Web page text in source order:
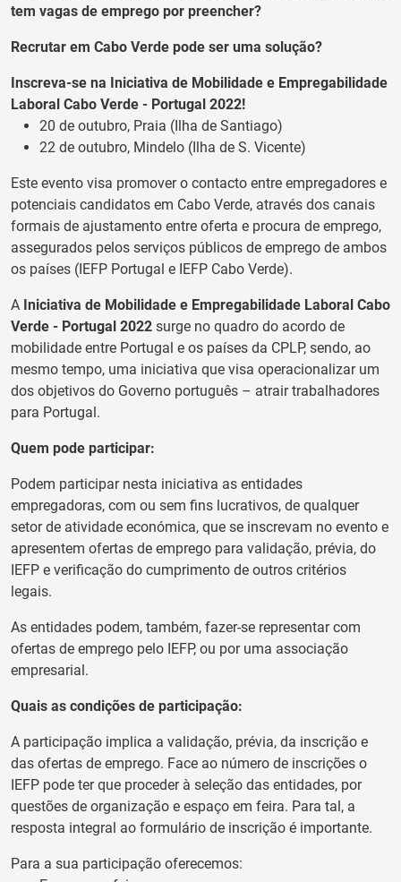
tem vagas de emprego por preencher?
Recrutar em Cabo Verde pode ser uma solução?
Inscreva-se na Iniciativa de Mobilidade e Empregabilidade
Laboral Cabo Verde - Portugal 2022!
20 de outubro, Praia (Ilha de Santiago)
22 de outubro, Mindelo (Ilha de S. Vicente)
Este evento visa promover o contacto entre empregadores e
potenciais candidatos em Cabo Verde, através dos canais
formais de ajustamento entre oferta e procura de emprego,
assegurados pelos serviços públicos de emprego de ambos
os países (IEFP Portugal e IEFP Cabo Verde).
A Iniciativa de Mobilidade e Empregabilidade Laboral Cabo
Verde - Portugal 2022 surge no quadro do acordo de
mobilidade entre Portugal e os países da CPLP, sendo, ao
mesmo tempo, uma iniciativa que visa operacionalizar um
dos objetivos do Governo português – atrair trabalhadores
para Portugal.
Quem pode participar:
Podem participar nesta iniciativa as entidades
empregadoras, com ou sem fins lucrativos, de qualquer
setor de atividade económica, que se inscrevam no evento e
apresentem ofertas de emprego para validação, prévia, do
IEFP e verificação do cumprimento de outros critérios
legais.
As entidades podem, também, fazer-se representar com
ofertas de emprego pelo IEFP, ou por uma associação
empresarial.
Quais as condições de participação:
A participação implica a validação, prévia, da inscrição e
das ofertas de emprego. Face ao número de inscrições o
IEFP pode ter que proceder à seleção das entidades, por
questões de organização e espaço em feira. Para tal, a
resposta integral ao formulário de inscrição é importante.
Para a sua participação oferecemos: